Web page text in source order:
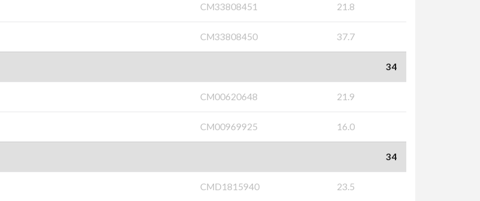
CM33808451 21.8
CM33808450 37.7
34
CM00620648 21.9
CM00969925 16.0
34
CMD1815940 23.5